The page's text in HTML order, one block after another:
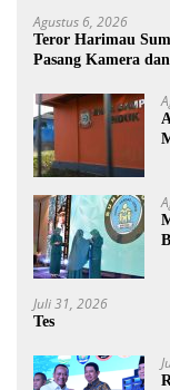
Agustus 6, 2026
Teror Harimau
Pasang Kamera
Juli 31, 2026
Tes